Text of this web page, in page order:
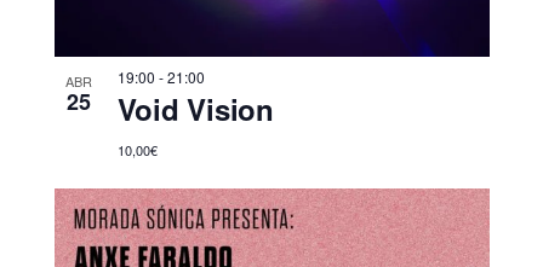
ABR
25
19:00 -21:00
Void Vision
10,00€